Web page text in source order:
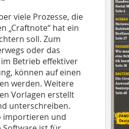
viele Prozesse, die
„Craftnote“ hat ein
soll. Zum
oder das
Betrieb effektiver
können auf einen
werden. Weitere
Vorlagen erstellt
unterschreiben.
importieren und